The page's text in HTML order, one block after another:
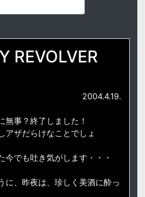
REVOLVER
2004.4.19.
無事？終了しました！
アザだらけなことでしょ
今でも吐き気がします・・・
に、昨夜は、珍しく美酒に酔っ